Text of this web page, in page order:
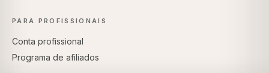
PARA PROFISSIONAIS
Conta profissional
Programa de afiliados